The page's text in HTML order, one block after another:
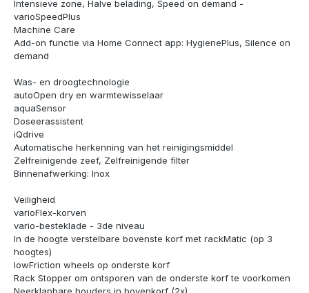
Intensieve zone, Halve belading, Speed on demand -
varioSpeedPlus
Machine Care
Add-on functie via Home Connect app: HygienePlus, Silence on
demand
Was- en droogtechnologie
autoOpen dry en warmtewisselaar
aquaSensor
Doseerassistent
iQdrive
Automatische herkenning van het reinigingsmiddel
Zelfreinigende zeef, Zelfreinigende filter
Binnenafwerking: Inox
Veiligheid
varioFlex-korven
vario-besteklade - 3de niveau
In de hoogte verstelbare bovenste korf met rackMatic (op 3
hoogtes)
lowFriction wheels op onderste korf
Rack Stopper om ontsporen van de onderste korf te voorkomen